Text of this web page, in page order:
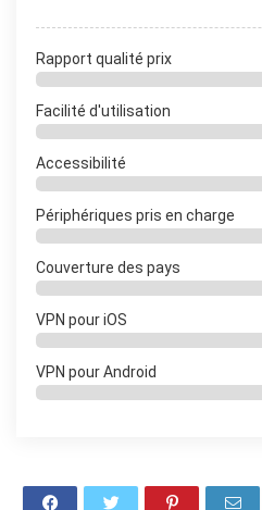
Rapport qualité prix
Facilité d'utilisation
Accessibilité
Périphériques pris en charge
Couverture des pays
VPN pour iOS
VPN pour Android